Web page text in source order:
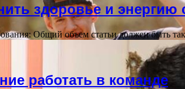
здоровье и энергию
Общий объем статьи должен быть
работать в команде